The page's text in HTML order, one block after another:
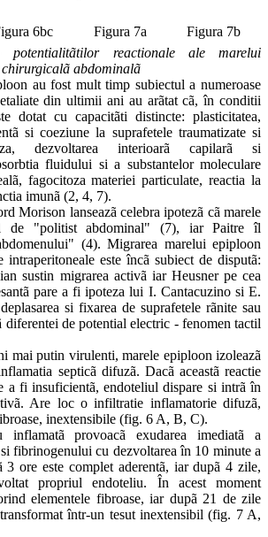
6bc Figura 7a
Figura 7b
potentialitãtilor reactionale ale marelui
abdominalã
au fost mult timp subiectul a numeroase
din ultimii ani au arãtat cã, în conditii
dotat cu capacitãti distincte: plasticitatea,
si coeziune la suprafetele traumatizate si
dezvoltarea interioarã capilarã si
fluidului si a substantelor moleculare
fagocitoza materiei particulate, reactia la
imunã (2, 4, 7).
Morison lanseazã celebra ipotezã cã marele
de "politist abdominal" (7), iar Paitre îl
(4). Migrarea marelui epiploon
intraperitoneale este încã subiect de disputã:
sustin migrarea activã iar Heusner pe cea
pare a fi ipoteza lui I. Cantacuzino si E.
si fixarea de suprafetele rãnite sau
diferentei de potential electric - fenomen tactil
mai putin virulenti, marele epiploon izoleazã
septicã difuzã. Dacã aceastã reactie
a fi insuficientã, endoteliul dispare si intrã în
Are loc o infiltratie inflamatorie difuzã,
inextensibile (fig. 6 A, B, C).
inflamatã provoacã exudarea imediatã a
fibrinogenului cu dezvoltarea în 10 minute a
3 ore este complet aderentã, iar dupã 4 zile,
propriul endoteliu. În acest moment
elementele fibroase, iar dupã 21 de zile
într-un tesut inextensibil (fig. 7 A,